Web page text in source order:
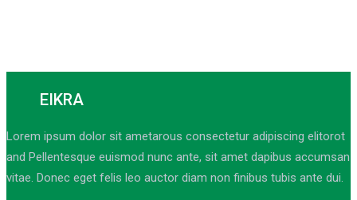
EIKRA
Lorem ipsum dolor sit ametarous consectetur adipiscing elitorot
and Pellentesque euismod nunc ante, sit amet dapibus accumsan
vitae. Donec eget felis leo auctor diam non finibus tubis ante dui.